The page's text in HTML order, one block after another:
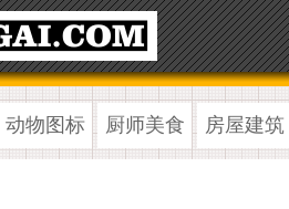
动物图标 厨师美食 房屋建筑